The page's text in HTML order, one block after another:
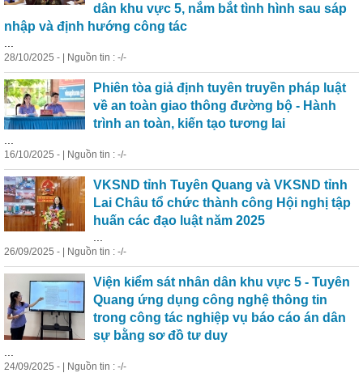
dân khu vực 5, nắm bắt tình hình sau sáp
nhập và định hướng công tác
28/10/2025 - | Nguồn tin : -/-
Phiên tòa giả định tuyên truyền pháp luật
về an toàn giao thông đường bộ - Hành
trình an toàn, kiến tạo tương lai
16/10/2025 - | Nguồn tin : -/-
VKSND tỉnh Tuyên Quang và VKSND tỉnh
Lai Châu tổ chức thành công Hội nghị tập
huấn các đạo luật năm 2025
26/09/2025 - | Nguồn tin : -/-
Viện kiểm sát nhân dân khu vực 5 - Tuyên
Quang ứng dụng công nghệ thông tin
trong công tác nghiệp vụ báo cáo án dân
sự bằng sơ đồ tư duy
24/09/2025 - | Nguồn tin : -/-